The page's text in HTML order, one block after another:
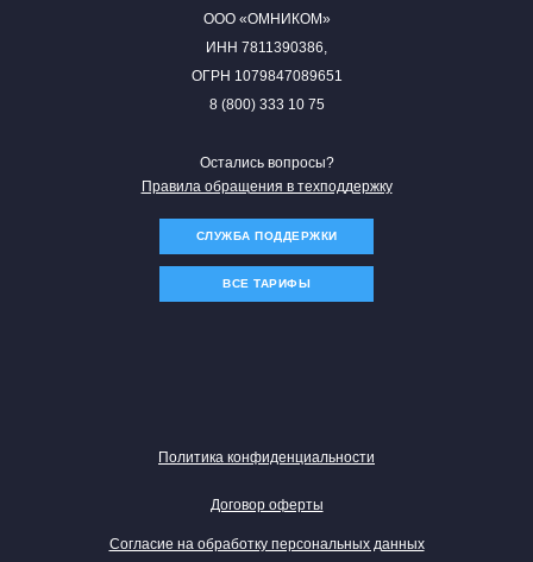
ООО «ОМНИКОМ»
ИНН 7811390386,
ОГРН 1079847089651
8 (800) 333 10 75
Остались вопросы?
СЛУЖБА ПОДДЕРЖКИ
Правила обращения в техподдержку
ВСЕ ТАРИФЫ
Политика конфиденциальности
Договор оферты
Согласие на обработку персональных данных